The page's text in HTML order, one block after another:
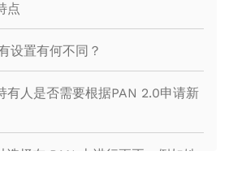
点
设置有何不同？
有人是否需要根据PAN 2.0申请新
选择在 PAN 上进行更正，例如姓